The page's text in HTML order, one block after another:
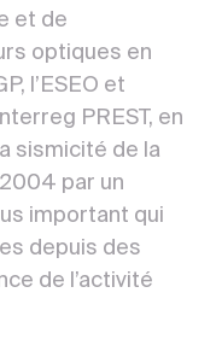
et de
optiques en
l’ESEO et
PREST, en
sismicité de la
par un
important qui
depuis des
de l’activité